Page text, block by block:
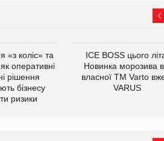
«з коліс» та
оперативні
рішення
бізнесу
ризики
ICE BOSS цього
Новинка морозива
власної ТМ Varto
VARUS